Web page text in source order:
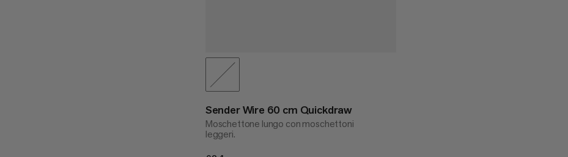
Sender Wire 60 cm Quickdraw
Moschettone lungo con moschettoni
leggeri.